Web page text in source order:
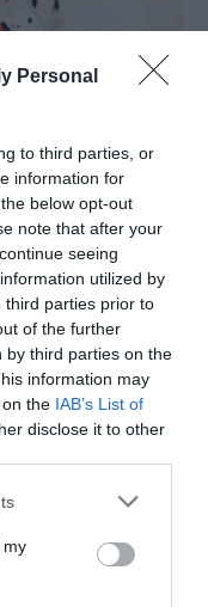
Personal
to third parties, or
information for
below opt-out
note that after your
seeing
utilized by
third parties prior to
of the further
by third parties on the
information may
the IAB’s List of
disclose it to other
or more Google
You may click to
third-party tags to
in below Google
my
A VIDÉKI
2-es számú
hívja a
akik frissítő
– tudta meg a